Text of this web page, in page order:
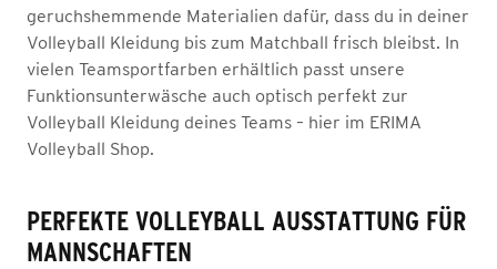
geruchshemmende Materialien dafür, dass du in deiner
Volleyball Kleidung bis zum Matchball frisch bleibst. In
vielen Teamsportfarben erhältlich passt unsere
Funktionsunterwäsche auch optisch perfekt zur
Volleyball Kleidung deines Teams – hier im ERIMA
Volleyball Shop.
PERFEKTE VOLLEYBALL AUSSTATTUNG FÜR
MANNSCHAFTEN